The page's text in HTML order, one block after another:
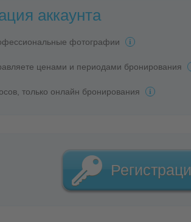
аккаунта
фотографии
ценами и периодами бронирования
только онлайн бронирования